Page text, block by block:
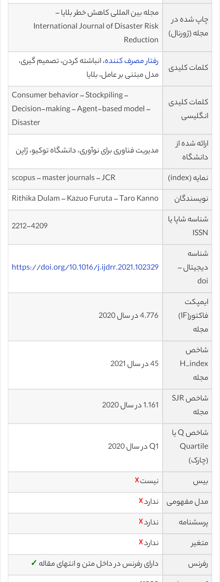
چاپ شده در
مجله (ژورنال)
مجله بین المللی کاهش خطر بلایا –
International Journal of Disaster Risk
Reduction
کلمات کلیدی
رفتار مصرف کننده، انباشته کردن، تصمیم گیری،
مدل مبتنی بر عامل، بلایا
کلمات کلیدی
انگلیسی
Consumer behavior – Stockpiling –
Decision-making – Agent-based model –
Disaster
ارائه شده از
دانشگاه
مدیریت فناوری برای نوآوری، دانشگاه توکیو، ژاپن
نمایه (index)
scopus – master journals – JCR
نویسندگان
Rithika Dulam – Kazuo Furuta – Taro Kanno
شناسه شاپا یا
ISSN
2212-4209
شناسه
دیجیتال –
doi
https://doi.org/10.1016/j.ijdrr.2021.102329
ایمپکت
فاکتور(IF)
مجله
4.776 در سال 2020
شاخص
H_index
مجله
45 در سال 2021
شاخص SJR
مجله
1.161 در سال 2020
شاخص Q یا
Quartile
(چارک)
Q1 در سال 2020
بیس نیست☓
مدل مفهومی
ندارد☓
پرسشنامه
ندارد☓
متغیر
ندارد☓
رفرنس
دارای رفرنس در داخل متن و انتهای مقاله ✓